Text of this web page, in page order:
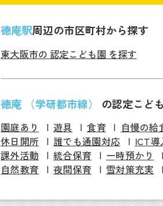
徳庵駅周辺の市区町村から探す
東大阪市の 認定こども園 を探す
徳庵 （学研都市線） の認定こど
園庭あり 遊具 食育 自慢の給
休日開所
誰でも通園対応 ICT導
課外活動
統合保育 一時預かり
自然教育
夜間保育 雪対策充実